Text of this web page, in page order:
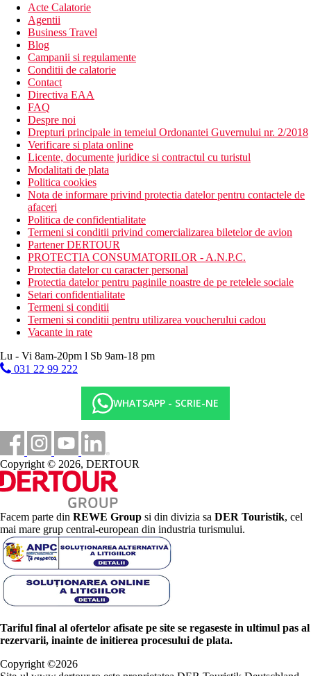
Acte Calatorie
Agentii
Business Travel
Blog
Campanii si regulamente
Conditii de calatorie
Contact
Directiva EAA
FAQ
Despre noi
Drepturi principale in temeiul Ordonantei Guvernului nr. 2/2018
Verificare si plata online
Licente, documente juridice si contractul cu turistul
Modalitati de plata
Politica cookies
Nota de informare privind protectia datelor pentru contactele de
afaceri
Politica de confidentialitate
Termeni si conditii privind comercializarea biletelor de avion
Partener DERTOUR
PROTECTIA CONSUMATORILOR - A.N.P.C.
Protectia datelor cu caracter personal
Protectia datelor pentru paginile noastre de pe retelele sociale
Setari confidentialitate
Termeni si conditii
Termeni si conditii pentru utilizarea voucherului cadou
Vacante in rate
Lu - Vi 8am-20pm l Sb 9am-18 pm
031 22 99 222
WHATSAPP - SCRIE-NE
Copyright © 2026, DERTOUR
Facem parte din REWE Group si din divizia sa DER Touristik, cel
mai mare grup central-european din industria turismului.
Tariful final al ofertelor afisate pe site se regaseste in ultimul pas al
rezervarii, inainte de initierea procesului de plata.
Copyright ©2026